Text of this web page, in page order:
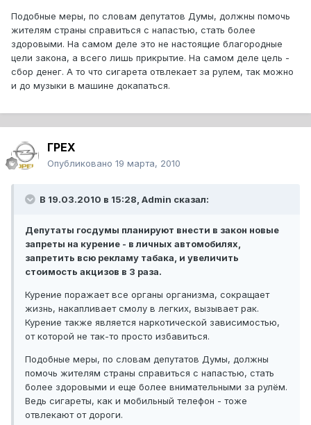
Подобные меры, по словам депутатов Думы, должны помочь
жителям страны справиться с напастью, стать более
здоровыми. На самом деле это не настоящие благородные
цели закона, а всего лишь прикрытие. На самом деле цель -
сбор денег. А то что сигарета отвлекает за рулем, так можно
и до музыки в машине докапаться.
ГРЕХ
Опубликовано 19 марта, 2010
В 19.03.2010 в 15:28, Admin сказал:
Депутаты госдумы планируют внести в закон новые
запреты на курение - в личных автомобилях,
запретить всю рекламу табака, и увеличить
стоимость акцизов в 3 раза.
Курение поражает все органы организма, сокращает
жизнь, накапливает смолу в легких, вызывает рак.
Курение также является наркотической зависимостью,
от которой не так-то просто избавиться.
Подобные меры, по словам депутатов Думы, должны
помочь жителям страны справиться с напастью, стать
более здоровыми и еще более внимательными за рулём.
Ведь сигареты, как и мобильный телефон - тоже
отвлекают от дороги.